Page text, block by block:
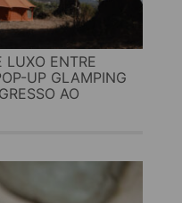
LUXO ENTRE
UP GLAMPING
AO